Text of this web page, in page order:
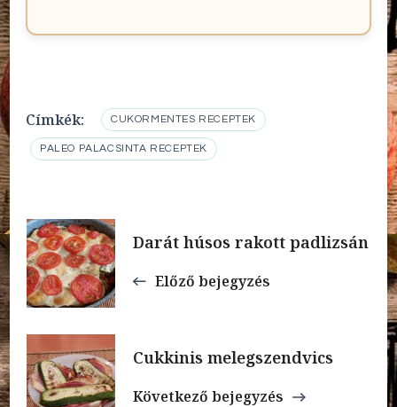
Címkék: CUKORMENTES RECEPTEK
PALEO PALACSINTA RECEPTEK
Bejegyzések
navigációja
Darát húsos rakott padlizsán
Előző bejegyzés
Cukkinis melegszendvics
Következő bejegyzés